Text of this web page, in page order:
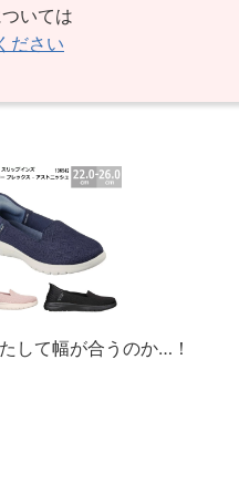
いては
ださい
して幅が合うのか…！